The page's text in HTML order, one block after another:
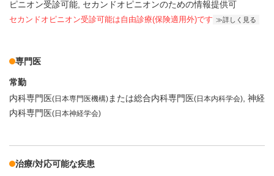
ピニオン受診可能 セカンドオピニオンのための情報提供可
セカンドオピニオン受診可能は自由診療(保険適用外)です 詳しく見る
専門医
常勤
内科専門医(日本専門医機構) または総合内科専門医(日本内科学会) 神経
内科専門医(日本神経学会)
治療/対応可能な疾患